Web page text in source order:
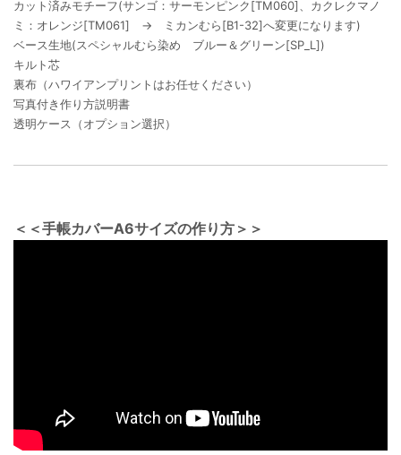
カット済みモチーフ(サンゴ：サーモンピンク[TM060]、カクレクマノ
ミ：オレンジ[TM061] → ミカンむら[B1-32]へ変更になります)
ベース生地(スペシャルむら染め ブルー＆グリーン[SP_L])
キルト芯
裏布（ハワイアンプリントはお任せください）
写真付き作り方説明書
透明ケース（オプション選択）
＜＜手帳カバーA6サイズの作り方＞＞